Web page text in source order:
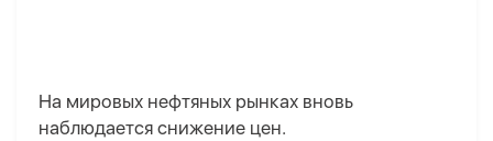
На мировых нефтяных рынках вновь
наблюдается снижение цен.